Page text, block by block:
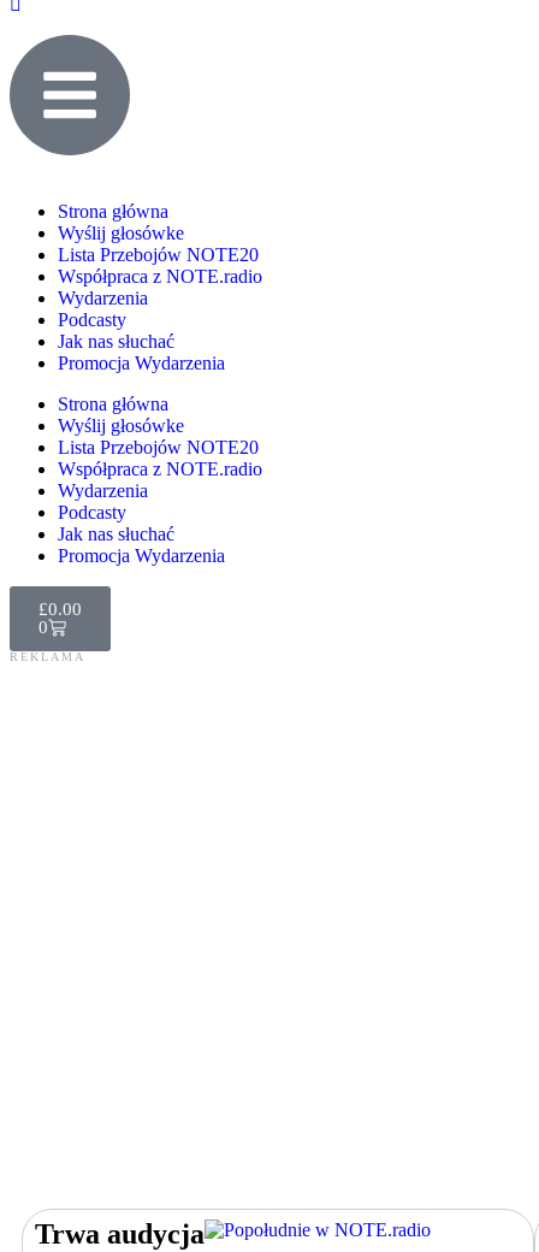
Strona główna
Wyślij głosówke
Lista Przebojów NOTE20
Współpraca z NOTE.radio
Wydarzenia
Podcasty
Jak nas słuchać
Promocja Wydarzenia
Strona główna
Wyślij głosówke
Lista Przebojów NOTE20
Współpraca z NOTE.radio
Wydarzenia
Podcasty
Jak nas słuchać
Promocja Wydarzenia
£0.00
0
Trwa audycja